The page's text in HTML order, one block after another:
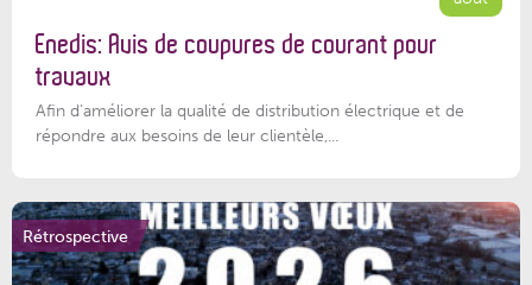
Enedis: Avis de coupures de courant pour
travaux
Afin d’améliorer la qualité de distribution électrique et de
répondre aux besoins de leur clientèle,...
Rétrospective